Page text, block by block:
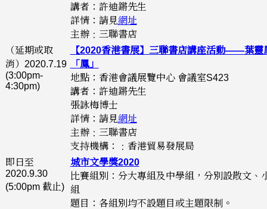
講者：許迪鏘先生
詳情：請見網址
主辦﹕三聯書店
（延期或取
消）2020.7.19
(3:00pm-
4:30pm)
【2020香港書展】三聯書店講座活動——葉靈
「鳳」
地點：香港會議展覽中心 會議室S423
講者：許迪鏘先生
張詠梅博士
詳情：請見網址
主辦﹕三聯書店
支持機構：﹕香港貿易發展局
即日至
2020.9.30
(5:00pm 截止)
城市文學獎2020
比賽組別：分大專組及中學組，分別設散文、
組
題目：各組別均不設題目或主題限制。